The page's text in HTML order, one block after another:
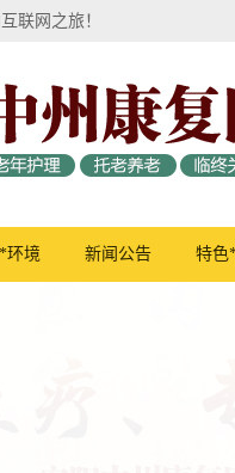
联网之旅！
境 新闻公告 特